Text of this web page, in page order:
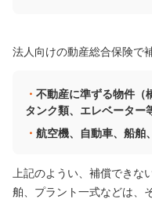
法人向けの動産総合保険で
不動産に準ずる物件（
タンク類、エレベーター
航空機、自動車、船舶
上記のようい、補償でき
舶、プラント一式などは、